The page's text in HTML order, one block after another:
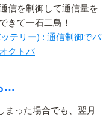
信を制御して通信量を
きて一石二鳥！
テリー) : 通信制御でバ
クトバ
…
まった場合でも、翌月